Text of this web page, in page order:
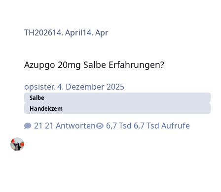
TH202614. April14. Apr
Azupgo 20mg Salbe Erfahrungen?
opsister, 4. Dezember 2025
Salbe
Handekzem
21 Antworten 6,7 Tsd Aufrufe